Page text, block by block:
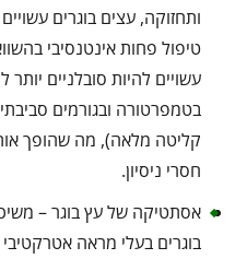
ותחזוקה, עצים בוגרים
טיפול פחות אינטנסיבי
עשויים להיות סובלניים
בטמפרטורה ובגורמים
קליטה מלאה), מה שהופך
חסרי ניסיון.
אסתטיקה של עץ בוגר –
בוגרים בעלי מראה